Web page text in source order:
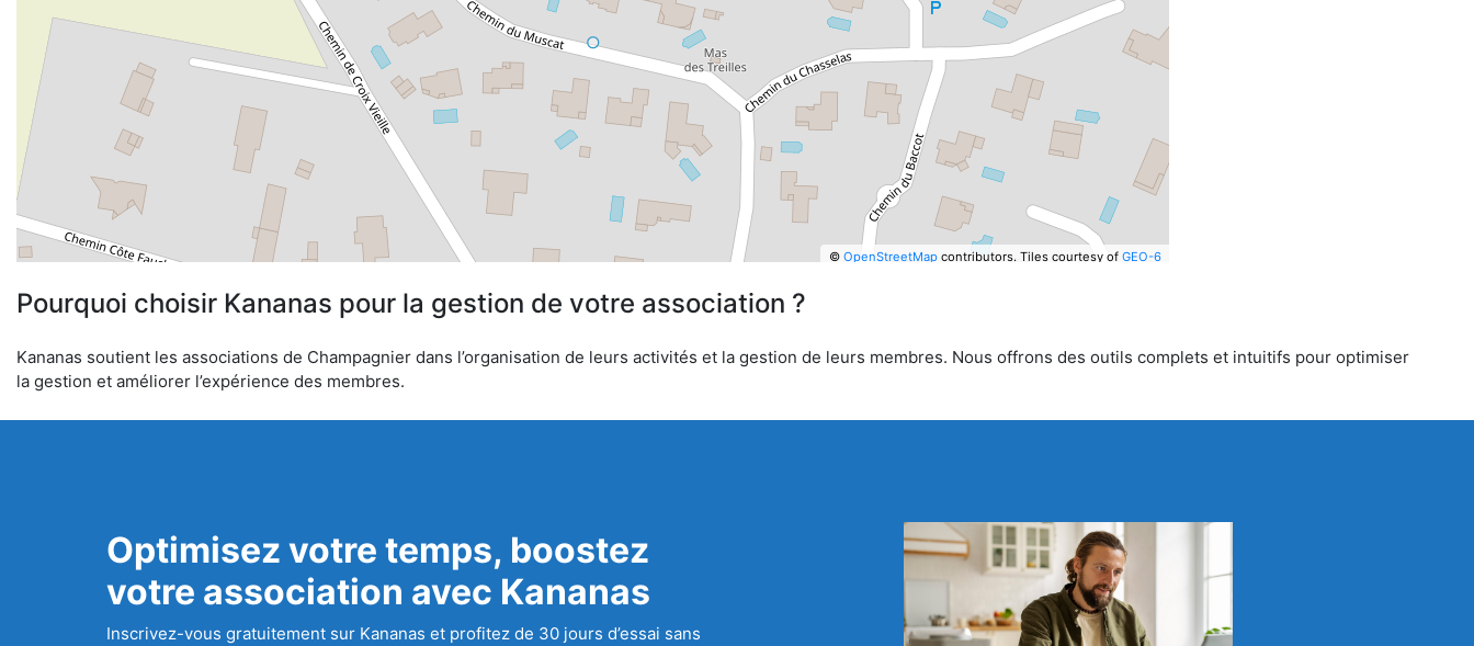
© OpenStreetMapcontributors. Tiles courtesy of GEO-6
Pourquoi choisir Kananas pour la gestion de votre association ?
Kananas soutient les associations de Champagnier dans l’organisation de leurs activités et la gestion de leurs membres. Nous offrons des outils complets et intuitifs pour optimiser
la gestion et améliorer l’expérience des membres.
Optimisez votre temps, boostez
votre association avec Kananas
Inscrivez-vous gratuitement sur Kananas et profitez de 30 jours d’essai sans